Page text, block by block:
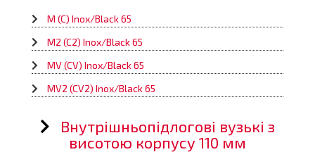
M (C) Inox/Black 65
M2 (C2) Inox/Black 65
MV (CV) Inox/Black 65
MV2 (CV2) Inox/Black 65
Внутрішньопідлогові вузькі з
висотою корпусу 110 мм